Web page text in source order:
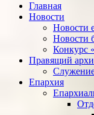
Главная
Новости
Новости
Новости
Конкурс
Правящий
Епархия